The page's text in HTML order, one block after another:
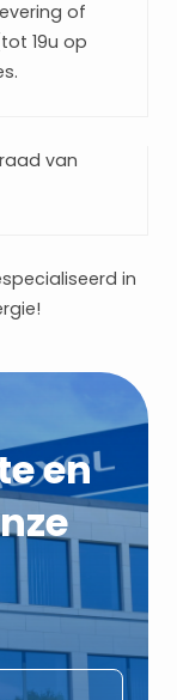
of
19u op
van
in
en